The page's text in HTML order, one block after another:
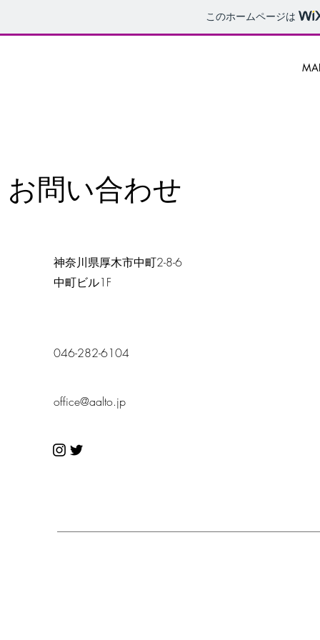
このホームページは
お問い合わせ
神奈川県厚木市中町2-8-6
​中町ビル1F
046-282-6104
office@aalto.jp